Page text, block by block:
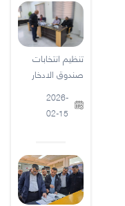
تنظيم انتخابات
صندوق الادخار
2026-
02-15